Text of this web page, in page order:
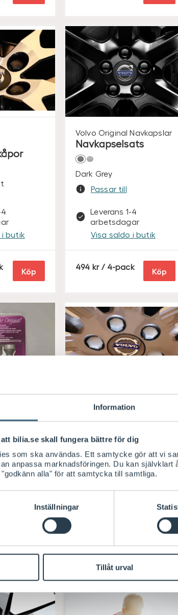
Information
bilia.se skall fungera bättre för dig
som ska användas. Ett samtycke gör att vi
anpassa marknadsföringen. Du kan
alla" för att samtycka till samtliga.
Inställningar
Tillåt urval
i butik
Köp
Volvo Original Navkapslar
Navkapselsats
Dark Grey
Passar till
Leverans 1-4
arbetsdagar
Visa saldo i butik
494 S / 4-pack Köp
Volvo Original
Hjulbultskåpor
Silver
Passar till
96S / 20-pack